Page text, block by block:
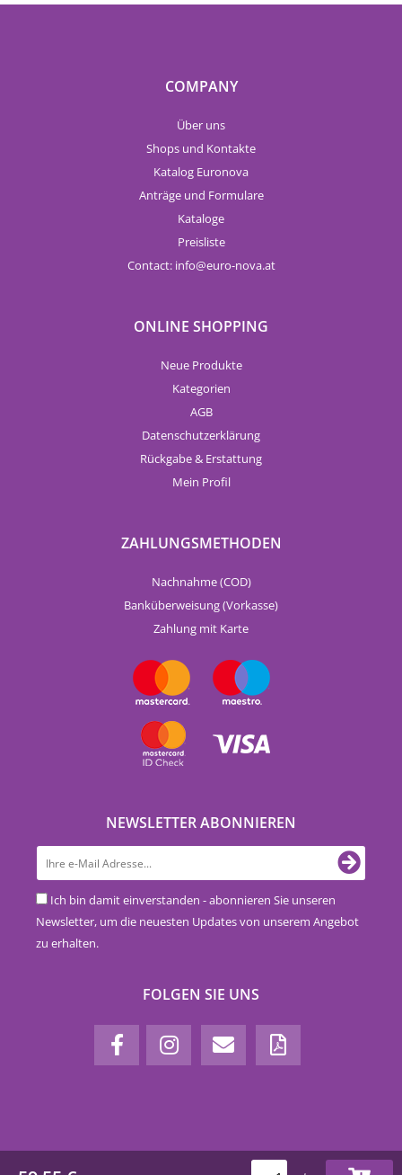
COMPANY
Über uns
Shops und Kontakte
Katalog Euronova
Anträge und Formulare
Kataloge
Preisliste
Contact: info euro-nova.at
ONLINE SHOPPING
Neue Produkte
Kategorien
AGB
Datenschutzerklärung
Rückgabe & Erstattung
Mein Profil
ZAHLUNGSMETHODEN
Nachnahme (COD)
Banküberweisung (Vorkasse)
Zahlung mit Karte
NEWSLETTER ABONNIEREN
Ich bin damit einverstanden - abonnieren Sie unseren
Newsletter, um die neuesten Updates von unserem Angebot
zu erhalten.
FOLGEN SIE UNS